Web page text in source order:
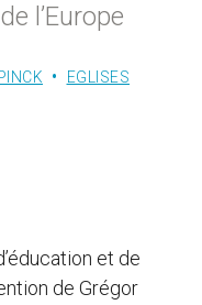
l’Europe
EGLISES
et de
de Grégor